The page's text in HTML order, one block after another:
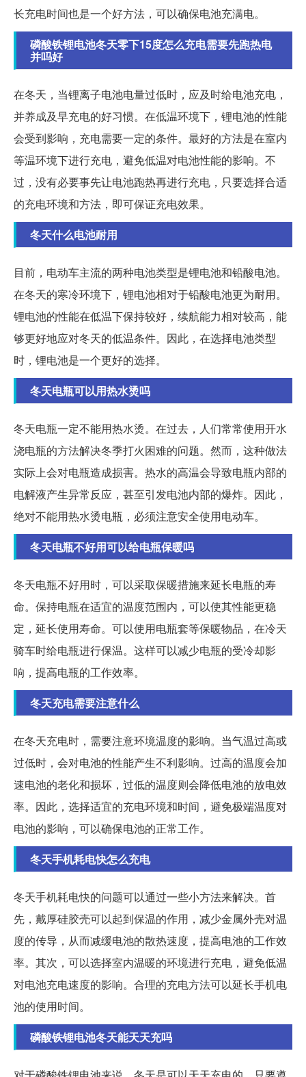
长充电时间也是一个好方法，可以确保电池充满电。
磷酸铁锂电池冬天零下15度怎么充电需要先跑热电
并吗好
在冬天，当锂离子电池电量过低时，应及时给电池充电，
并养成及早充电的好习惯。在低温环境下，锂电池的性能
会受到影响，充电需要一定的条件。最好的方法是在室内
等温环境下进行充电，避免低温对电池性能的影响。不
过，没有必要事先让电池跑热再进行充电，只要选择合适
的充电环境和方法，即可保证充电效果。
冬天什么电池耐用
目前，电动车主流的两种电池类型是锂电池和铅酸电池。
在冬天的寒冷环境下，锂电池相对于铅酸电池更为耐用。
锂电池的性能在低温下保持较好，续航能力相对较高，能
够更好地应对冬天的低温条件。因此，在选择电池类型
时，锂电池是一个更好的选择。
冬天电瓶可以用热水烫吗
冬天电瓶一定不能用热水烫。在过去，人们常常使用开水
浇电瓶的方法解决冬季打火困难的问题。然而，这种做法
实际上会对电瓶造成损害。热水的高温会导致电瓶内部的
电解液产生异常反应，甚至引发电池内部的爆炸。因此，
绝对不能用热水烫电瓶，必须注意安全使用电动车。
冬天电瓶不好用可以给电瓶保暖吗
冬天电瓶不好用时，可以采取保暖措施来延长电瓶的寿
命。保持电瓶在适宜的温度范围内，可以使其性能更稳
定，延长使用寿命。可以使用电瓶套等保暖物品，在冷天
骑车时给电瓶进行保温。这样可以减少电瓶的受冷却影
响，提高电瓶的工作效率。
冬天充电需要注意什么
在冬天充电时，需要注意环境温度的影响。当气温过高或
过低时，会对电池的性能产生不利影响。过高的温度会加
速电池的老化和损坏，过低的温度则会降低电池的放电效
率。因此，选择适宜的充电环境和时间，避免极端温度对
电池的影响，可以确保电池的正常工作。
冬天手机耗电快怎么充电
冬天手机耗电快的问题可以通过一些小方法来解决。首
先，戴厚硅胶壳可以起到保温的作用，减少金属外壳对温
度的传导，从而减缓电池的散热速度，提高电池的工作效
率。其次，可以选择室内温暖的环境进行充电，避免低温
对电池充电速度的影响。合理的充电方法可以延长手机电
池的使用时间。
磷酸铁锂电池冬天能天天充吗